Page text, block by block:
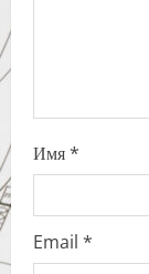
Имя*
Email *